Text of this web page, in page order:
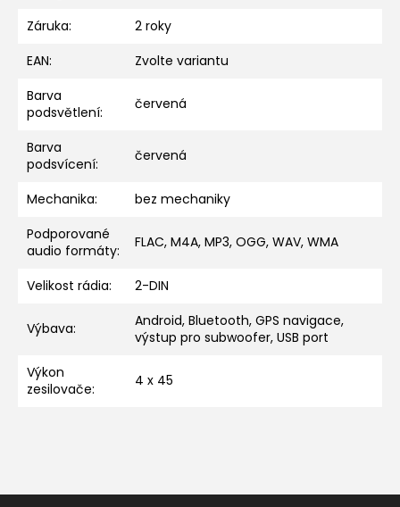
Záruka:
2 roky
EAN:
Zvolte variantu
Barva
podsvětlení: červená
Barva
podsvícení: červená
Mechanika:
bez mechaniky
Podporované
audio formáty: FLAC, M4A, MP3, OGG, WAV, WMA
Velikost rádia: 2-DIN
Výbava:
Android, Bluetooth, GPS navigace,
výstup pro subwoofer, USB port
Výkon
zesilovače: 4 x 45